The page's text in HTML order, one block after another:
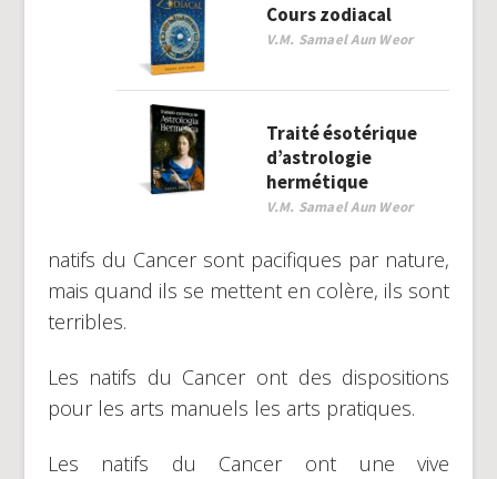
Cours zodiacal
V.M. Samael Aun Weor
Traité ésotérique
d’astrologie
hermétique
V.M. Samael Aun Weor
natifs du Cancer sont pacifiques par nature,
mais quand ils se mettent en colère, ils sont
terribles.
Les natifs du Cancer ont des dispositions
pour les arts manuels les arts pratiques.
Les natifs du Cancer ont une vive